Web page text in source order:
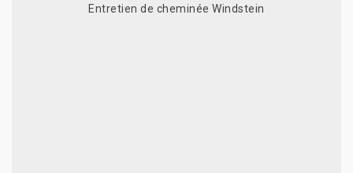
Entretien de cheminée Windstein